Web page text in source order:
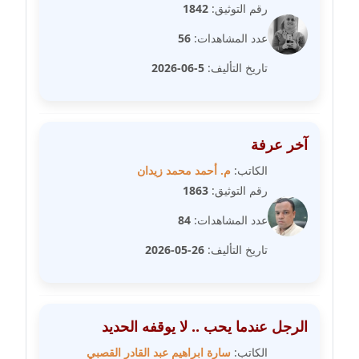
عاملة
مدونة محاسن علي
عاملة
عاملة
مدونة محمد الشافعي
رقم التوثيق: 1842
عدد المشاهدات: 56
تاريخ التأليف: 5-06-2026
آخر عرفة
الكاتب: م. أحمد محمد زيدان
رقم التوثيق: 1863
عدد المشاهدات: 84
تاريخ التأليف: 26-05-2026
الرجل عندما يحب .. لا يوقفه الحديد
الكاتب: سارة ابراهيم عبد القادر القصبي